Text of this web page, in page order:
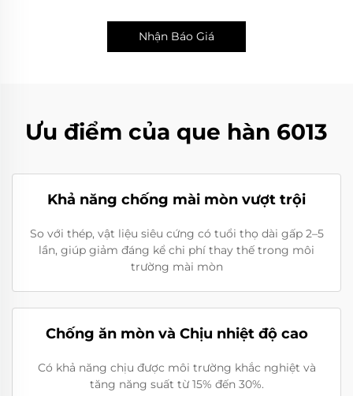
Nhận Báo Giá
Ưu điểm của que hàn 6013
Khả năng chống mài mòn vượt trội
So với thép, vật liệu siêu cứng có tuổi thọ dài gấp 2–5
lần, giúp giảm đáng kể chi phí thay thế trong môi
trường mài mòn
Chống ăn mòn và Chịu nhiệt độ cao
Có khả năng chịu được môi trường khắc nghiệt và
tăng năng suất từ 15% đến 30%.